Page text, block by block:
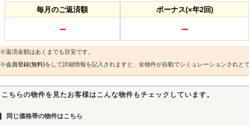
毎月のご返済額
－
ボーナス(×年2回)
－
※返済金額はあくまでも目安です。
※会員登録(無料)をして詳細情報を記入されますと、全物件が自動でシミュレーションされと
こちらの物件を見たお客様はこんな物件もチェックしています。
同じ価格帯の物件はこちら